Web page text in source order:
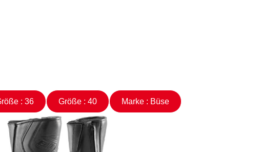
Größe : 36 Größe : 40 Marke : Büse